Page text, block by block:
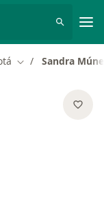
Cambiar de ciudad
Sandra